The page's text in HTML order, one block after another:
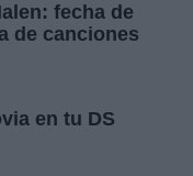
fecha de
de canciones
en tu DS